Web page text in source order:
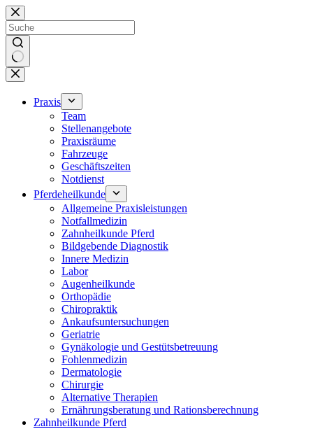
Zum
Inhalt
springen
Keine
Ergebnisse
Praxis
Team
Stellenangebote
Praxisräume
Fahrzeuge
Geschäftszeiten
Notdienst
Pferdeheilkunde
Allgemeine Praxisleistungen
Notfallmedizin
Zahnheilkunde Pferd
Bildgebende Diagnostik
Innere Medizin
Labor
Augenheilkunde
Orthopädie
Chiropraktik
Ankaufsuntersuchungen
Geriatrie
Gynäkologie und Gestütsbetreuung
Fohlenmedizin
Dermatologie
Chirurgie
Alternative Therapien
Ernährungsberatung und Rationsberechnung
Zahnheilkunde Pferd